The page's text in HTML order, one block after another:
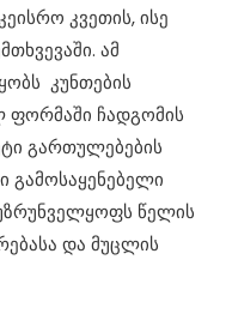
კვეთის, ისე
ამ
კუნთების
ფორმაში ჩადგომის
გართულებების
გამოსაყენებელი
წელის
და მუცლის